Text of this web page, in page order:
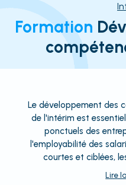
Formation
Le développement des
de l'intérim est
ponctuels des
l'employabilité des
courtes et ciblées,
Lire